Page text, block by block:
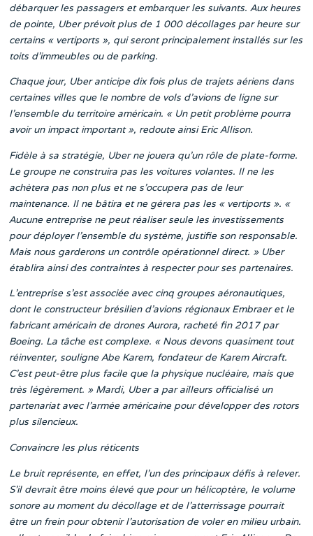
débarquer les passagers et embarquer les suivants. Aux heures
de pointe, Uber prévoit plus de 1 000 décollages par heure sur
certains « vertiports », qui seront principalement installés sur les
toits d’immeubles ou de parking.
Chaque jour, Uber anticipe dix fois plus de trajets aériens dans
certaines villes que le nombre de vols d’avions de ligne sur
l’ensemble du territoire américain. « Un petit problème pourra
avoir un impact important », redoute ainsi Eric Allison.
Fidèle à sa stratégie, Uber ne jouera qu’un rôle de plate-forme.
Le groupe ne construira pas les voitures volantes. Il ne les
achètera pas non plus et ne s’occupera pas de leur
maintenance. Il ne bâtira et ne gérera pas les « vertiports ». «
Aucune entreprise ne peut réaliser seule les investissements
pour déployer l’ensemble du système, justifie son responsable.
Mais nous garderons un contrôle opérationnel direct. » Uber
établira ainsi des contraintes à respecter pour ses partenaires.
L’entreprise s’est associée avec cinq groupes aéronautiques,
dont le constructeur brésilien d’avions régionaux Embraer et le
fabricant américain de drones Aurora, racheté fin 2017 par
Boeing. La tâche est complexe. « Nous devons quasiment tout
réinventer, souligne Abe Karem, fondateur de Karem Aircraft.
C’est peut-être plus facile que la physique nucléaire, mais que
très légèrement. » Mardi, Uber a par ailleurs officialisé un
partenariat avec l’armée américaine pour développer des rotors
plus silencieux.
Convaincre les plus réticents
Le bruit représente, en effet, l’un des principaux défis à relever.
S’il devrait être moins élevé que pour un hélicoptère, le volume
sonore au moment du décollage et de l’atterrissage pourrait
être un frein pour obtenir l’autorisation de voler en milieu urbain.